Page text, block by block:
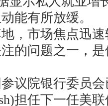
能有所放缓。
市场焦点迅速
的问题之一，
院银行委员会
担任下一任美